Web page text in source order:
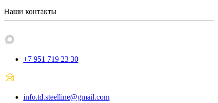
Наши контакты
+7 951 719 23 30
info.td.steelline@gmail.com